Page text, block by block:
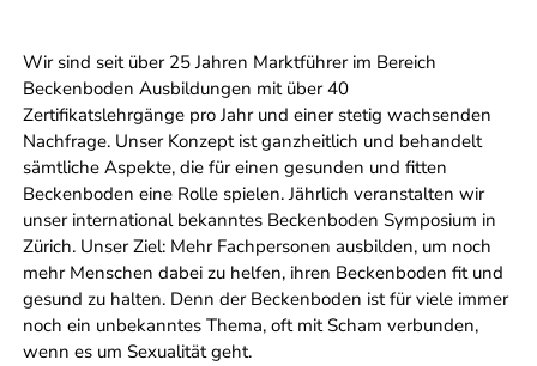
Wir sind seit über 25 Jahren Marktführer im Bereich
Beckenboden Ausbildungen mit über 40
Zertifikatslehrgänge pro Jahr und einer stetig wachsenden
Nachfrage. Unser Konzept ist ganzheitlich und behandelt
sämtliche Aspekte, die für einen gesunden und fitten
Beckenboden eine Rolle spielen. Jährlich veranstalten wir
unser international bekanntes Beckenboden Symposium in
Zürich. Unser Ziel: Mehr Fachpersonen ausbilden, um noch
mehr Menschen dabei zu helfen, ihren Beckenboden fit und
gesund zu halten. Denn der Beckenboden ist für viele immer
noch ein unbekanntes Thema, oft mit Scham verbunden,
wenn es um Sexualität geht.